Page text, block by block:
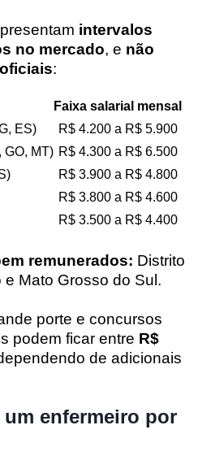
intervalos
no mercado, e não
:
Faixa salarial mensal
ES)
R$ 4.200 a R$ 5.900
GO, MT) R$ 4.300 a R$ 6.500
R$ 3.900 a R$ 4.800
R$ 3.800 a R$ 4.600
R$ 3.500 a R$ 4.400
remunerados: Distrito
Mato Grosso do Sul.
porte e concursos
podem ficar entre R$
de adicionais
enfermeiro por